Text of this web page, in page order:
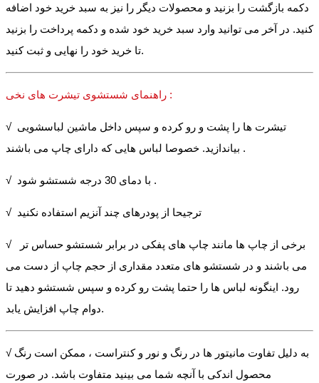
دکمه بازگشت را بزنید و محصولات دیگر را نیز به سبد خرید خود اضافه
کنید. در آخر می توانید وارد سبد خرید خود شده و دکمه پرداخت را بزنید
تا خرید خود را نهایی و ثبت کنید.
راهنمای شستشوی تیشرت های نخی :
√ تیشرت ها را پشت و رو کرده و سپس داخل ماشین لباسشویی
بیاندازید. خصوصا لباس هایی که دارای چاپ می باشند .
√ با دمای 30 درجه شستشو شود .
√ برخی از چاپ ها مانند چاپ های پفکی در برابر شستشو حساس تر
می باشند و در شستشو های متعدد مقداری از حجم چاپ از دست می
رود. اینگونه لباس ها را حتما پشت رو کرده و سپس شستشو دهید تا
دوام چاپ افزایش یابد.
√ به دلیل تفاوت مانیتور ها در رنگ و نور و کنتراست ، ممکن است رنگ
محصول اندکی با آنچه شما می بینید متفاوت باشد. در صورت